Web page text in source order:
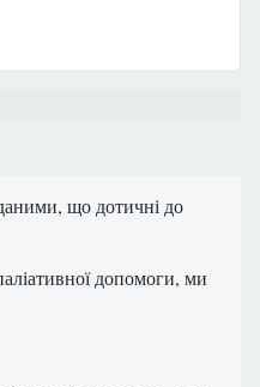
що дотичні до
допомоги, ми